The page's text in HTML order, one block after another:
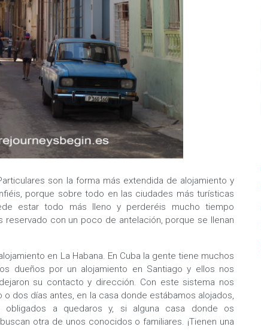
son la forma más extendida de alojamiento y
porque sobre todo en las ciudades más turísticas
estar todo más lleno y perderéis mucho tiempo
con un poco de antelación, porque se llenan
en La Habana. En Cuba la gente tiene muchos
dueños por un alojamiento en Santiago y ellos nos
su contacto y dirección. Con este sistema nos
dos días antes, en la casa donde estábamos alojados,
a quedaros y, si alguna casa donde os
otra de unos conocidos o familiares. ¡Tienen una